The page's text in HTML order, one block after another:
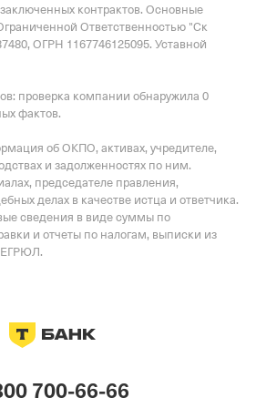
контрактов. Основные
Ответственностью "Ск
ОГРН 1167746125095. Уставной
проверка компании обнаружила 0
фактов.
об ОКПО, активах, учредителе,
и задолженностях по ним.
председателе правления,
делах в качестве истца и ответчика.
сведения в виде суммы по
и отчеты по налогам, выписки из
ЕГРЮЛ.
700-66-66